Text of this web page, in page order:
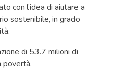
con l’idea di aiutare a
sostenibile, in grado
di 53.7 milioni di
povertà.